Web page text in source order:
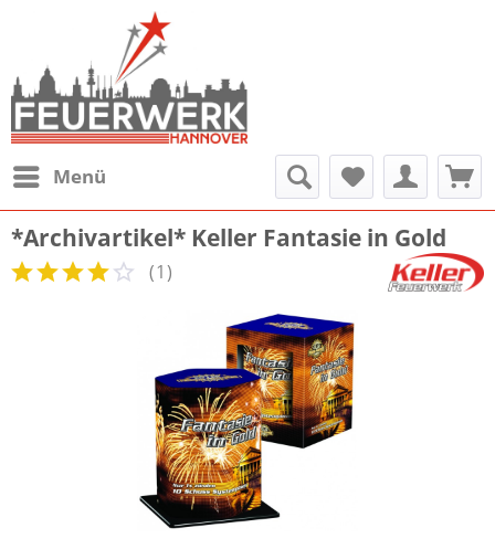
Menü
*Archivartikel* Keller Fantasie in Gold
(1)